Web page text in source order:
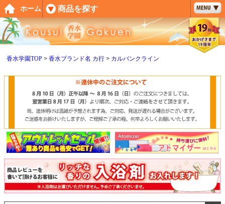
香水学園TOP 香水ブランド名 カ行 カルバンクライン
ペー
ジト
ップ
へ
ホーム 商品を探す